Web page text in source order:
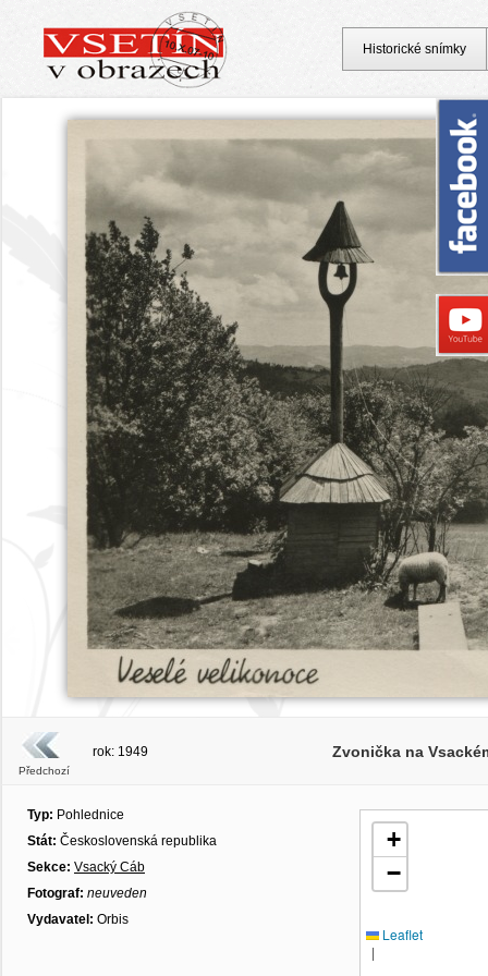
Předchozí
rok: 1949 Zvonička na
Typ: Pohlednice
Stát: Československá republika
Sekce: Vsacký Cáb
Fotograf: neuveden
Vydavatel: Orbis
+
−
Leaflet
|
Historické snímky